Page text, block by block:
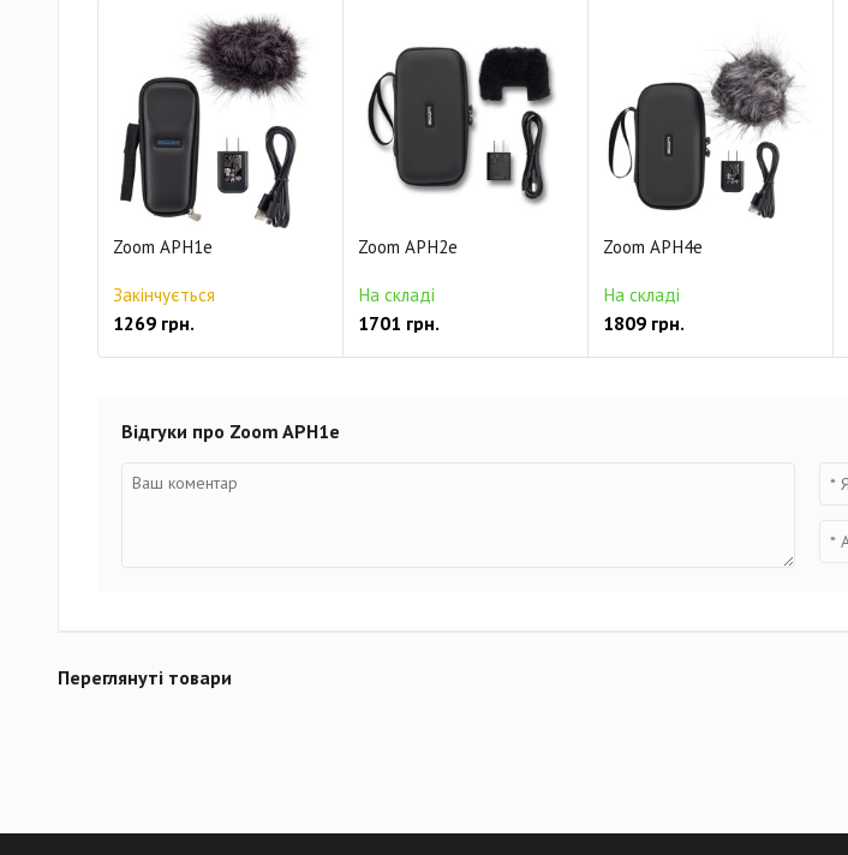
Zoom APH1e
Закінчується
1269 грн.
Zoom APH2e
На складі
1701 грн.
Zoom APH4e
На складі
1809 грн.
Відгуки про Zoom APH1e
Переглянуті товари